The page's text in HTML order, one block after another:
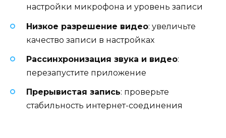
настройки микрофона и уровень записи
Низкое разрешение видео: увеличьте
качество записи в настройках
Рассинхронизация звука и видео:
перезапустите приложение
Прерывистая запись: проверьте
стабильность интернет-соединения